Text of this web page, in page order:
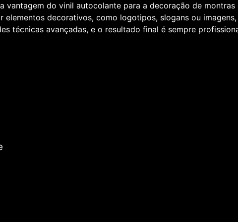
vantagem do vinil autocolante para a decoração de montras
decorativos, como logotipos, slogans ou
técnicas avançadas, e o resultado final é sempre